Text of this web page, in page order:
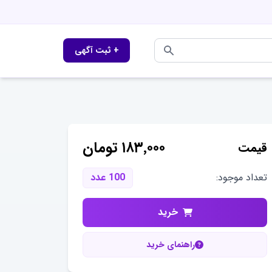
+ ثبت آگهی
قیمت ۱۸۳٬۰۰۰ تومان
تعداد موجود: 100 عدد
خرید
راهنمای خرید